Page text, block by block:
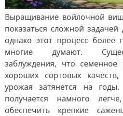
Выращивание войлочной
показаться сложной
однако этот процесс более
многие думают.
заблуждения, что
хороших сортовых
урожая затянется на
получается намного
обеспечить крепкие